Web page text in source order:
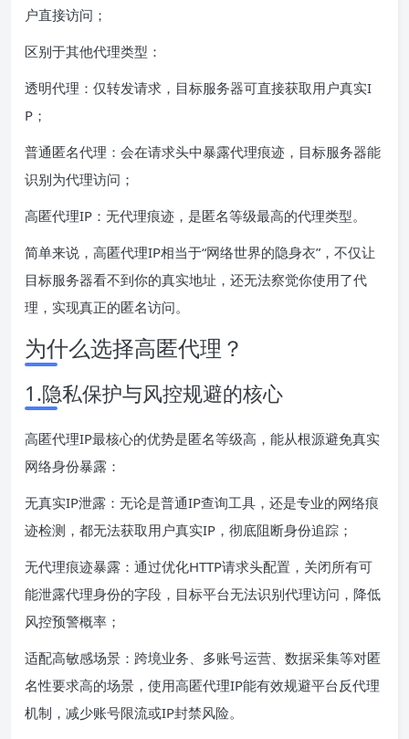
户直接访问；
区别于其他代理类型：
透明代理：仅转发请求，目标服务器可直接获取用户真实I
P；
普通匿名代理：会在请求头中暴露代理痕迹，目标服务器能
识别为代理访问；
高匿代理IP：无代理痕迹，是匿名等级最高的代理类型。
简单来说，高匿代理IP相当于“网络世界的隐身衣”，不仅让
目标服务器看不到你的真实地址，还无法察觉你使用了代
理，实现真正的匿名访问。
为什么选择高匿代理？
1.隐私保护与风控规避的核心
高匿代理IP最核心的优势是匿名等级高，能从根源避免真实
网络身份暴露：
无真实IP泄露：无论是普通IP查询工具，还是专业的网络痕
迹检测，都无法获取用户真实IP，彻底阻断身份追踪；
无代理痕迹暴露：通过优化HTTP请求头配置，关闭所有可
能泄露代理身份的字段，目标平台无法识别代理访问，降低
风控预警概率；
适配高敏感场景：跨境业务、多账号运营、数据采集等对匿
名性要求高的场景，使用高匿代理IP能有效规避平台反代理
机制，减少账号限流或IP封禁风险。